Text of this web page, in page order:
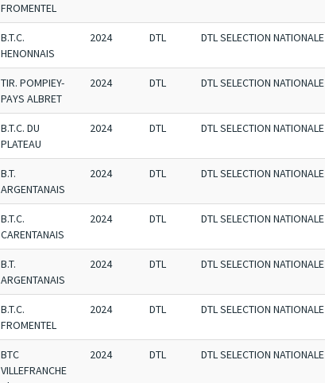
FROMENTEL
B.T.C.
HENONNAIS
2024 DTL DTL SELECTION NATIONALE
TIR. POMPIEY-
PAYS ALBRET
2024 DTL DTL SELECTION NATIONALE
B.T.C. DU
PLATEAU
2024 DTL DTL SELECTION NATIONALE
B.T.
ARGENTANAIS
2024 DTL DTL SELECTION NATIONALE
B.T.C.
CARENTANAIS
2024 DTL DTL SELECTION NATIONALE
B.T.
ARGENTANAIS
2024 DTL DTL SELECTION NATIONALE
B.T.C.
FROMENTEL
2024 DTL DTL SELECTION NATIONALE
BTC
VILLEFRANCHE
2024 DTL DTL SELECTION NATIONALE